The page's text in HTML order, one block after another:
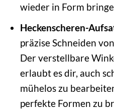
wieder in Form
Heckenscheren-
präzise Schneiden
Der verstellbare
erlaubt es dir, auch
mühelos zu
perfekte Formen zu